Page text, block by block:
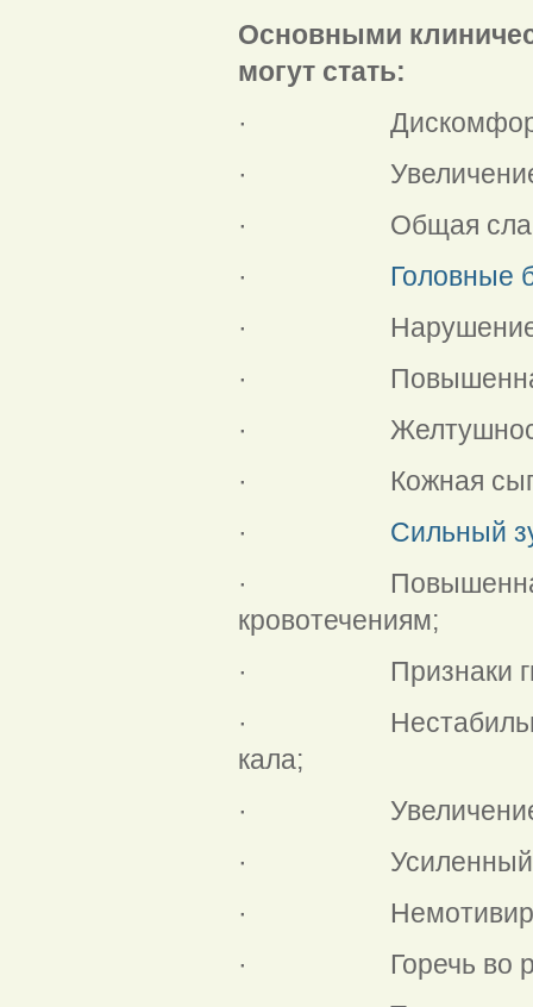
Основными
могут стать:
· Дискомфорт и
· Увеличение
· Общая
· Головные
· Нарушение
· Повышенная
· Желтушность
· Кожная
· Сильный
· Повышенная
кровотечениям;
· Признаки
· Нестабильность
кала;
· Увеличение
· Усиленный
·
· Горечь во